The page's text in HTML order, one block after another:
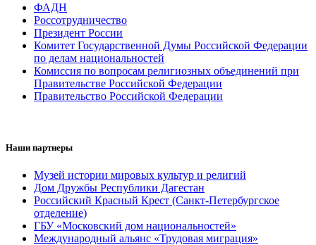
ФАДН
Россотрудничество
Президент России
Комитет Государственной Думы Российской Федерации
по делам национальностей
Комиссия по вопросам религиозных объединений при
Правительстве Российской Федерации
Правительство Российской Федерации
Наши партнеры
Музей истории мировых культур и религий
Дом Дружбы Республики Дагестан
Российский Красный Крест (Санкт-Петербургское
отделение)
ГБУ «Московский дом национальностей»
Международный альянс «Трудовая миграция»